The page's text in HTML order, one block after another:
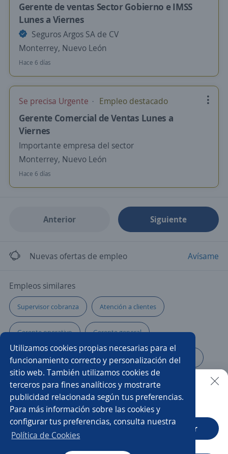
Utilizamos cookies propias necesarias para el
funcionamiento correcto y personalización del
sitio web. También utilizamos cookies de
terceros para fines analíticos y mostrarte
publicidad relacionada según tus preferencias.
Para más información sobre las cookies y
configurar tus preferencias, consulta nuestra
Política de Cookies
Gerente de ventas Sector Gobierno e IMSS
Lunes a Viernes
Seguros Argos SA de CV
Monterrey, Nuevo León
Hace 6 días
Se precisa Urgente Empleo destacado
Gerente Comercial de Ventas Lunes a
Viernes
Importante empresa del sector
Monterrey, Nuevo León
Hace 6 días
Anterior Siguiente
Nuevas ofertas de empleo Avísame
Empleos similares
Supervisor cobranza Atención a clientes
Gerente operativo Gerente general
Sub gerente de ventas Supervisor/a Desarrollo
Asistente/a ejecutivo Coordinador/a
Ejecutivo comercial Ejecutivo de crédito
Gerente de distribución
Buscar es más fácil en la app
CT App Abrir